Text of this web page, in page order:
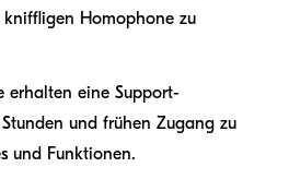
Homophone zu
erhalten eine Support-
und frühen Zugang zu
und Funktionen.